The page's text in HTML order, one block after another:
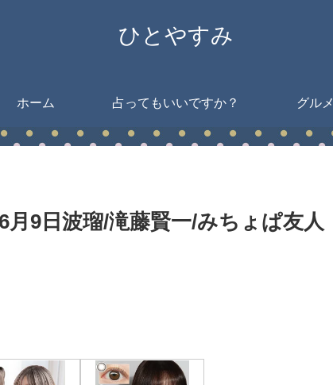
ひとやすみ
ホーム 占ってもいいですか？ グルメ
9日波瑠/滝藤賢一/みちょぱ友人